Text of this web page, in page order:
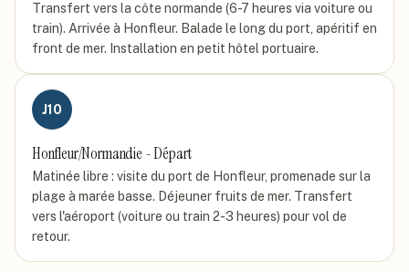
Transfert vers la côte normande (6-7 heures via voiture ou
train). Arrivée à Honfleur. Balade le long du port, apéritif en
front de mer. Installation en petit hôtel portuaire.
J10
Honfleur/Normandie - Départ
Matinée libre : visite du port de Honfleur, promenade sur la
plage à marée basse. Déjeuner fruits de mer. Transfert
vers l'aéroport (voiture ou train 2-3 heures) pour vol de
retour.